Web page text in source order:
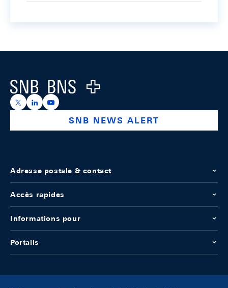
Logo
https://x.com/snb_bns
https://ch.linkedin.com/company/swiss-national-
https://www.youtube.com/@swissnationalbank
SNB NEWS ALERT
Adresse postale & contact
Accès rapides
Informations pour
Portails